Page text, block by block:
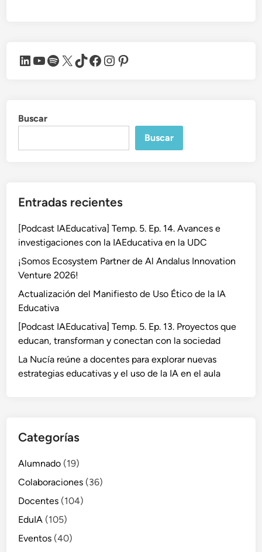
LinkedIn
YouTube
Spotify
X TikTok
Facebook
Instagram
Pinterest
Buscar
Buscar
Entradas recientes
[Podcast IAEducativa] Temp. 5. Ep. 14. Avances e
investigaciones con la IAEducativa en la UDC
¡Somos Ecosystem Partner de Al Andalus Innovation
Venture 2026!
Actualización del Manifiesto de Uso Ético de la IA
Educativa
[Podcast IAEducativa] Temp. 5. Ep. 13. Proyectos que
educan, transforman y conectan con la sociedad
La Nucía reúne a docentes para explorar nuevas
estrategias educativas y el uso de la IA en el aula
Categorías
Alumnado (19)
Colaboraciones (36)
Docentes (104)
EduIA (105)
Eventos (40)